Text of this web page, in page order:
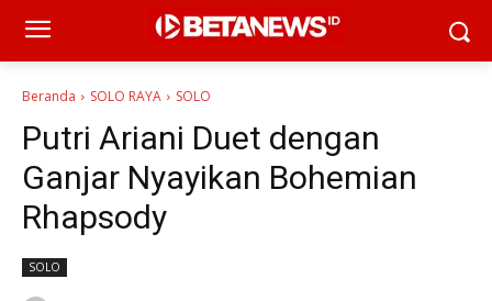
Beranda SOLO RAYA SOLO
Putri Ariani Duet dengan
Ganjar Nyayikan Bohemian
Rhapsody
SOLO